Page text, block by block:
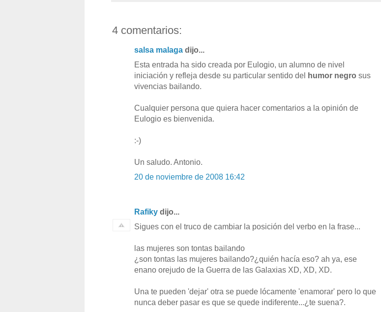
4 comentarios:
salsa malaga dijo...
Esta entrada ha sido creada por Eulogio, un alumno de nivel
iniciación y refleja desde su particular sentido del
humor negro sus
vivencias bailando.
Cualquier persona que quiera hacer comentarios a la opinión de
Eulogio es bienvenida.
:-)
Un saludo. Antonio.
20 de noviembre de 2008 16:42
Rafiky dijo...
Sigues con el truco de cambiar la posición del verbo en la frase...
las mujeres son tontas bailando
¿son tontas las mujeres bailando?¿quién hacía eso? ah ya, ese
enano orejudo de la Guerra de las Galaxias XD, XD, XD.
Una te pueden 'dejar' otra se puede lócamente 'enamorar' pero lo que
nunca deber pasar es que se quede indiferente...¿te suena?.